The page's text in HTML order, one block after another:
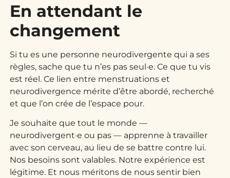
En attendant le
changement
Si tu es une personne neurodivergente qui a ses
règles, sache que tu n’es pas seul·e. Ce que tu vis
est réel. Ce lien entre menstruations et
neurodivergence mérite d’être abordé, recherché
et que l’on crée de l’espace pour.
Je souhaite que tout le monde —
neurodivergent·e ou pas — apprenne à travailler
avec son cerveau, au lieu de se battre contre lui.
Nos besoins sont valables. Notre expérience est
légitime. Et nous méritons de nous sentir bien